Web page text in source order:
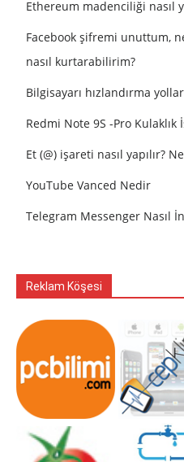
Ethereum madenciliği nasıl
Facebook şifremi unuttum,
nasıl kurtarabilirim?
Bilgisayarı hızlandırma
Redmi Note 9S -Pro Kulaklık
Et (@) işareti nasıl yapılır?
YouTube Vanced Nedir
Telegram Messenger Nasıl
Reklam Köşesi